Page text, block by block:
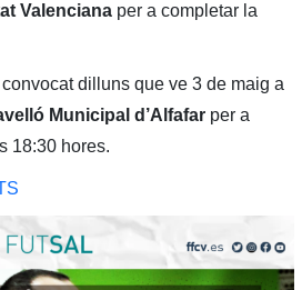
Valencianaper a completar la
dilluns que ve 3 de maig a
Municipal d’Alfafar per a
18:30 hores.